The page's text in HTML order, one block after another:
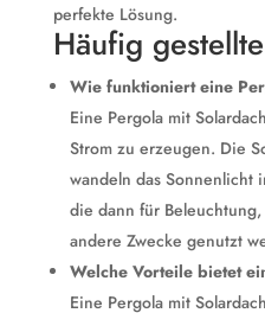
perfekte Lösung.
Häufig
Wie funktioniert eine
Eine Pergola mit
Strom zu erzeugen. Die
wandeln das Sonnenlicht
die dann für
andere Zwecke genutzt
Welche Vorteile bietet
Eine Pergola mit